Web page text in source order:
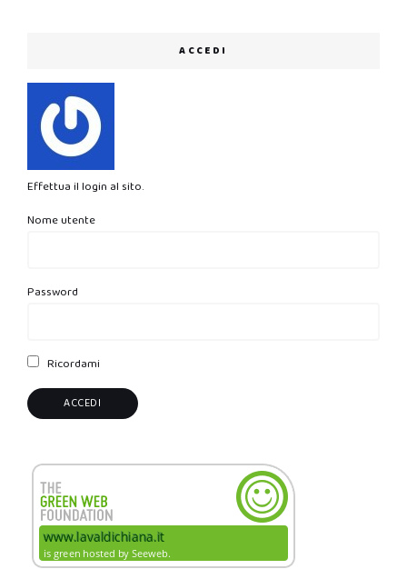
ACCEDI
Effettua il login al sito.
Nome utente
Password
Ricordami